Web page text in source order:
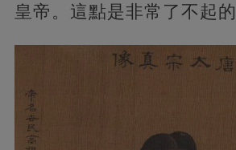
皇帝。這點是非常了不起的